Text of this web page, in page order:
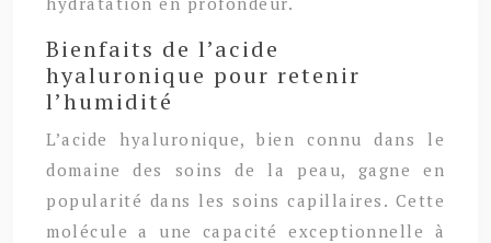
Bienfaits de l’acide
hyaluronique pour retenir
l’humidité
L’acide hyaluronique, bien connu dans le
domaine des soins de la peau, gagne en
popularité dans les soins capillaires. Cette
molécule a une capacité exceptionnelle à